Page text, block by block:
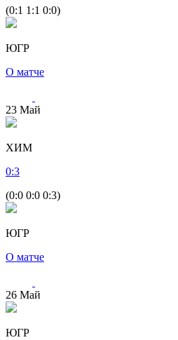
(0:1 1:1 0:0)
ЮГР
О матче
23 Май
ХИМ
0:3
(0:0 0:0 0:3)
ЮГР
О матче
26 Май
ЮГР